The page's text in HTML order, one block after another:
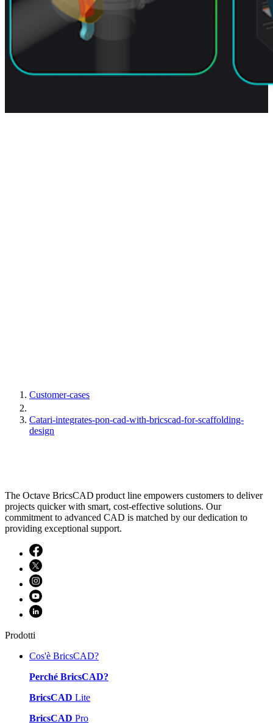
Customer-cases
Catari-integrates-pon-cad-with-bricscad-for-scaffolding-
design
The Octave BricsCAD product line empowers customers to deliver
projects quicker with smart, cost-effective solutions. Our
commitment to advanced CAD is matched by our dedication to
providing exceptional support.
Prodotti
Cos'è BricsCAD?
Perché BricsCAD?
BricsCAD Lite
BricsCAD Pro